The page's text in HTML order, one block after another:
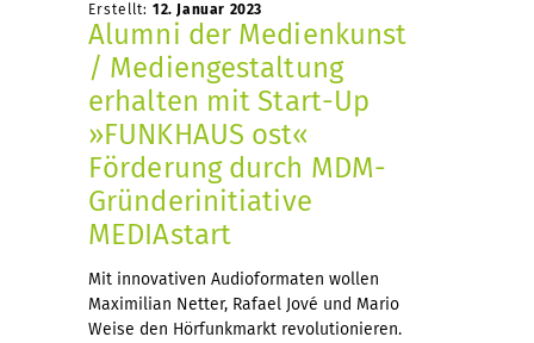
Erstellt: 12. Januar 2023
Alumni der Medienkunst
/ Mediengestaltung
erhalten mit Start-Up
»FUNKHAUS ost«
Förderung durch MDM-
Gründerinitiative
MEDIAstart
Mit innovativen Audioformaten wollen
Maximilian Netter, Rafael Jové und Mario
Weise den Hörfunkmarkt revolutionieren.